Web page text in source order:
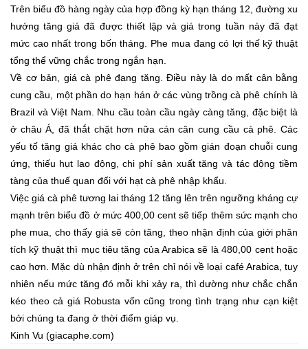
Trên biểu đồ hàng ngày của hợp đồng kỳ hạn tháng 12, đường xu
hướng tăng giá đã được thiết lập và giá trong tuần này đã đạt
mức cao nhất trong bốn tháng. Phe mua đang có lợi thế kỹ thuật
tổng thể vững chắc trong ngắn hạn.
Về cơ bản, giá cà phê đang tăng. Điều này là do mất cân bằng
cung cầu, một phần do hạn hán ở các vùng trồng cà phê chính là
Brazil và Việt Nam. Nhu cầu toàn cầu ngày càng tăng, đặc biệt là
ở châu Á, đã thắt chặt hơn nữa cán cân cung cầu cà phê. Các
yếu tố tăng giá khác cho cà phê bao gồm gián đoạn chuỗi cung
ứng, thiếu hụt lao động, chi phí sản xuất tăng và tác động tiềm
tàng của thuế quan đối với hạt cà phê nhập khẩu.
Việc giá cà phê tương lai tháng 12 tăng lên trên ngưỡng kháng cự
mạnh trên biểu đồ ở mức 400,00 cent sẽ tiếp thêm sức mạnh cho
phe mua, cho thấy giá sẽ còn tăng, theo nhận định của giới phân
tích kỹ thuật thì mục tiêu tăng của Arabica sẽ là 480,00 cent hoặc
cao hơn. Mặc dù nhận định ở trên chỉ nói về loại café Arabica, tuy
nhiên nếu mức tăng đó mỗi khi xảy ra, thì dường như chắc chắn
kéo theo cả giá Robusta vốn cũng trong tình trạng như cạn kiệt
bởi chúng ta đang ở thời điểm giáp vụ.
Kinh Vu (giacaphe.com)